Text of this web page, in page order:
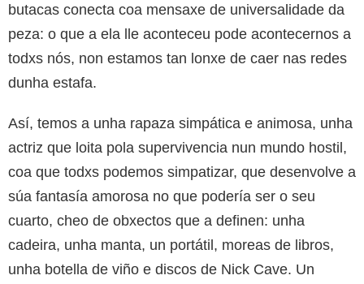
butacas conecta coa mensaxe de universalidade da
peza: o que a ela lle aconteceu pode acontecernos a
todxs nós, non estamos tan lonxe de caer nas redes
dunha estafa.
Así, temos a unha rapaza simpática e animosa, unha
actriz que loita pola supervivencia nun mundo hostil,
coa que todxs podemos simpatizar, que desenvolve a
súa fantasía amorosa no que podería ser o seu
cuarto, cheo de obxectos que a definen: unha
cadeira, unha manta, un portátil, moreas de libros,
unha botella de viño e discos de Nick Cave. Un